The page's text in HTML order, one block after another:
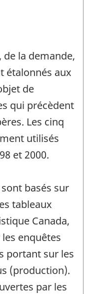
la demande,
étalonnés aux
de
qui précèdent
Les cinq
utilisés
et 2000.
basés sur
tableaux
Canada,
enquêtes
portant sur les
(production).
par les